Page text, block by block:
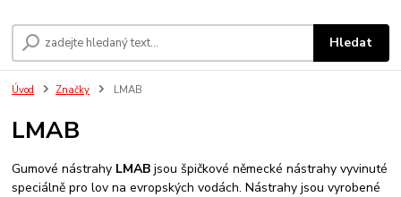
Hledat
Úvod Značky LMAB
LMAB
Gumové nástrahy LMABjsou špičkové německé nástrahy vyvinuté
speciálně pro lov na evropských vodách. Nástrahy jsou vyrobené